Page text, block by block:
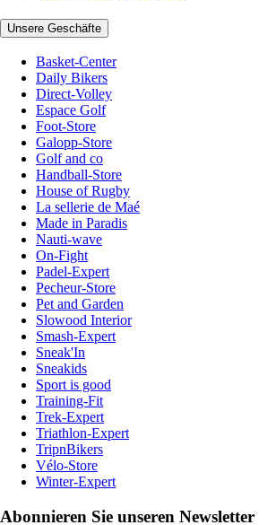
Unsere Geschäfte
Basket-Center
Daily Bikers
Direct-Volley
Espace Golf
Foot-Store
Galopp-Store
Golf and co
Handball-Store
House of Rugby
La sellerie de Maé
Made in Paradis
Nauti-wave
On-Fight
Padel-Expert
Pecheur-Store
Pet and Garden
Slowood Interior
Smash-Expert
Sneak'In
Sneakids
Sport is good
Training-Fit
Trek-Expert
Triathlon-Expert
TripnBikers
Vélo-Store
Winter-Expert
Abonnieren Sie unseren Newsletter